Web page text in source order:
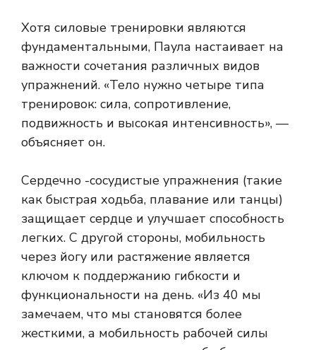
Хотя силовые тренировки являются
фундаментальными, Паула настаивает на
важности сочетания различных видов
упражнений. «Тело нужно четыре типа
тренировок: сила, сопротивление,
подвижность и высокая интенсивность», —
объясняет он.
Сердечно -сосудистые упражнения (такие
как быстрая ходьба, плавание или танцы)
защищает сердце и улучшает способность
легких. С другой стороны, мобильность
через йогу или растяжение является
ключом к поддержанию гибкости и
функциональности на день. «Из 40 мы
замечаем, что мы становятся более
жесткими, а мобильность рабочей силы